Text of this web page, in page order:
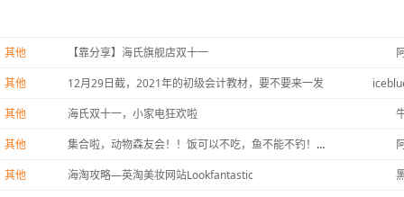
其他 【靠分享】海氏旗舰店双十一
其他
12月29日截，2021年的初级会计教材，要不要来一发
其他
海氏双十一，小家电狂欢啦
其他
集合啦，动物森友会！！饭可以不吃，鱼不能不钓！！
其他
海淘攻略—英淘美妆网站Lookfantastic